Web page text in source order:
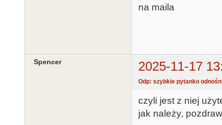
na maila
Spencer 2025-11-17
Odp: szybkie pytanko
czyli jest z niej
jak należy,